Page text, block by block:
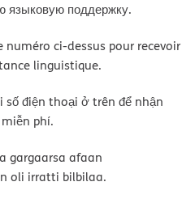
языковую поддержку.
numéro ci-dessus pour recevoir
linguistique.
số điện thoại ở trên để nhận
phí.
gargaarsa afaan
oli irratti bilbilaa.